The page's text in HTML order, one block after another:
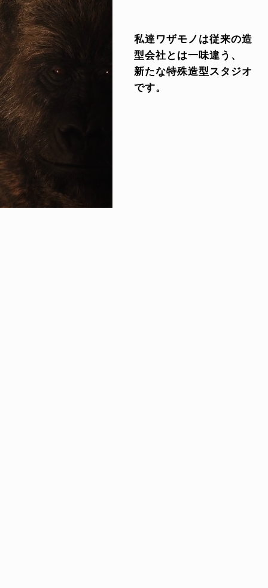
私達ワザモノは従来の造
型会社とは一味違う、
新たな特殊造型スタジオ
です。